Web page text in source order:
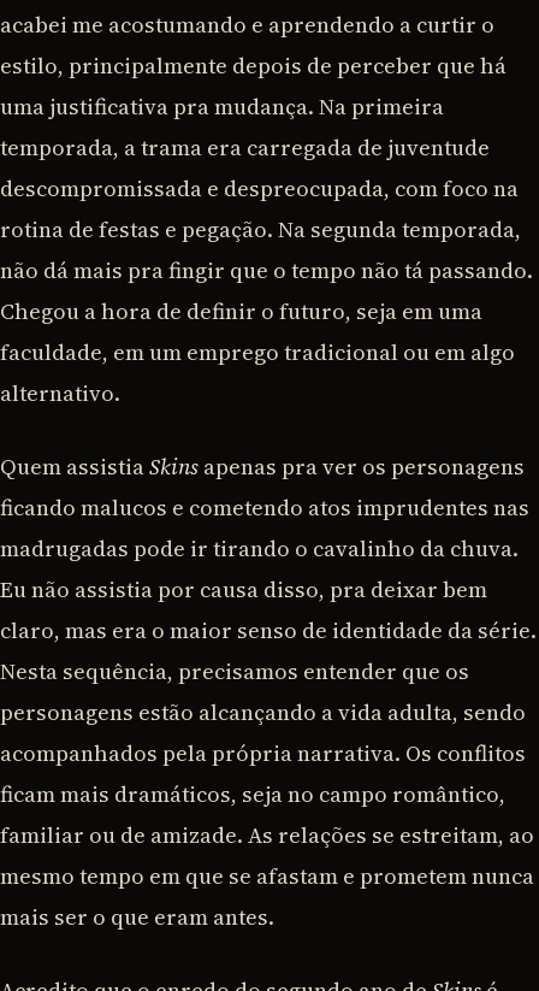
acabei me acostumando e aprendendo a curtir o
estilo, principalmente depois de perceber que há
uma justificativa pra mudança. Na primeira
temporada, a trama era carregada de juventude
descompromissada e despreocupada, com foco na
rotina de festas e pegação. Na segunda temporada,
não dá mais pra fingir que o tempo não tá passando.
Chegou a hora de definir o futuro, seja em uma
faculdade, em um emprego tradicional ou em algo
alternativo.
Quem assistiaSkins apenas pra ver os personagens
ficando malucos e cometendo atos imprudentes nas
madrugadas pode ir tirando o cavalinho da chuva.
Eu não assistia por causa disso, pra deixar bem
claro, mas era o maior senso de identidade da série.
Nesta sequência, precisamos entender que os
personagens estão alcançando a vida adulta, sendo
acompanhados pela própria narrativa. Os conflitos
ficam mais dramáticos, seja no campo romântico,
familiar ou de amizade. As relações se estreitam, ao
mesmo tempo em que se afastam e prometem nunca
mais ser o que eram antes.